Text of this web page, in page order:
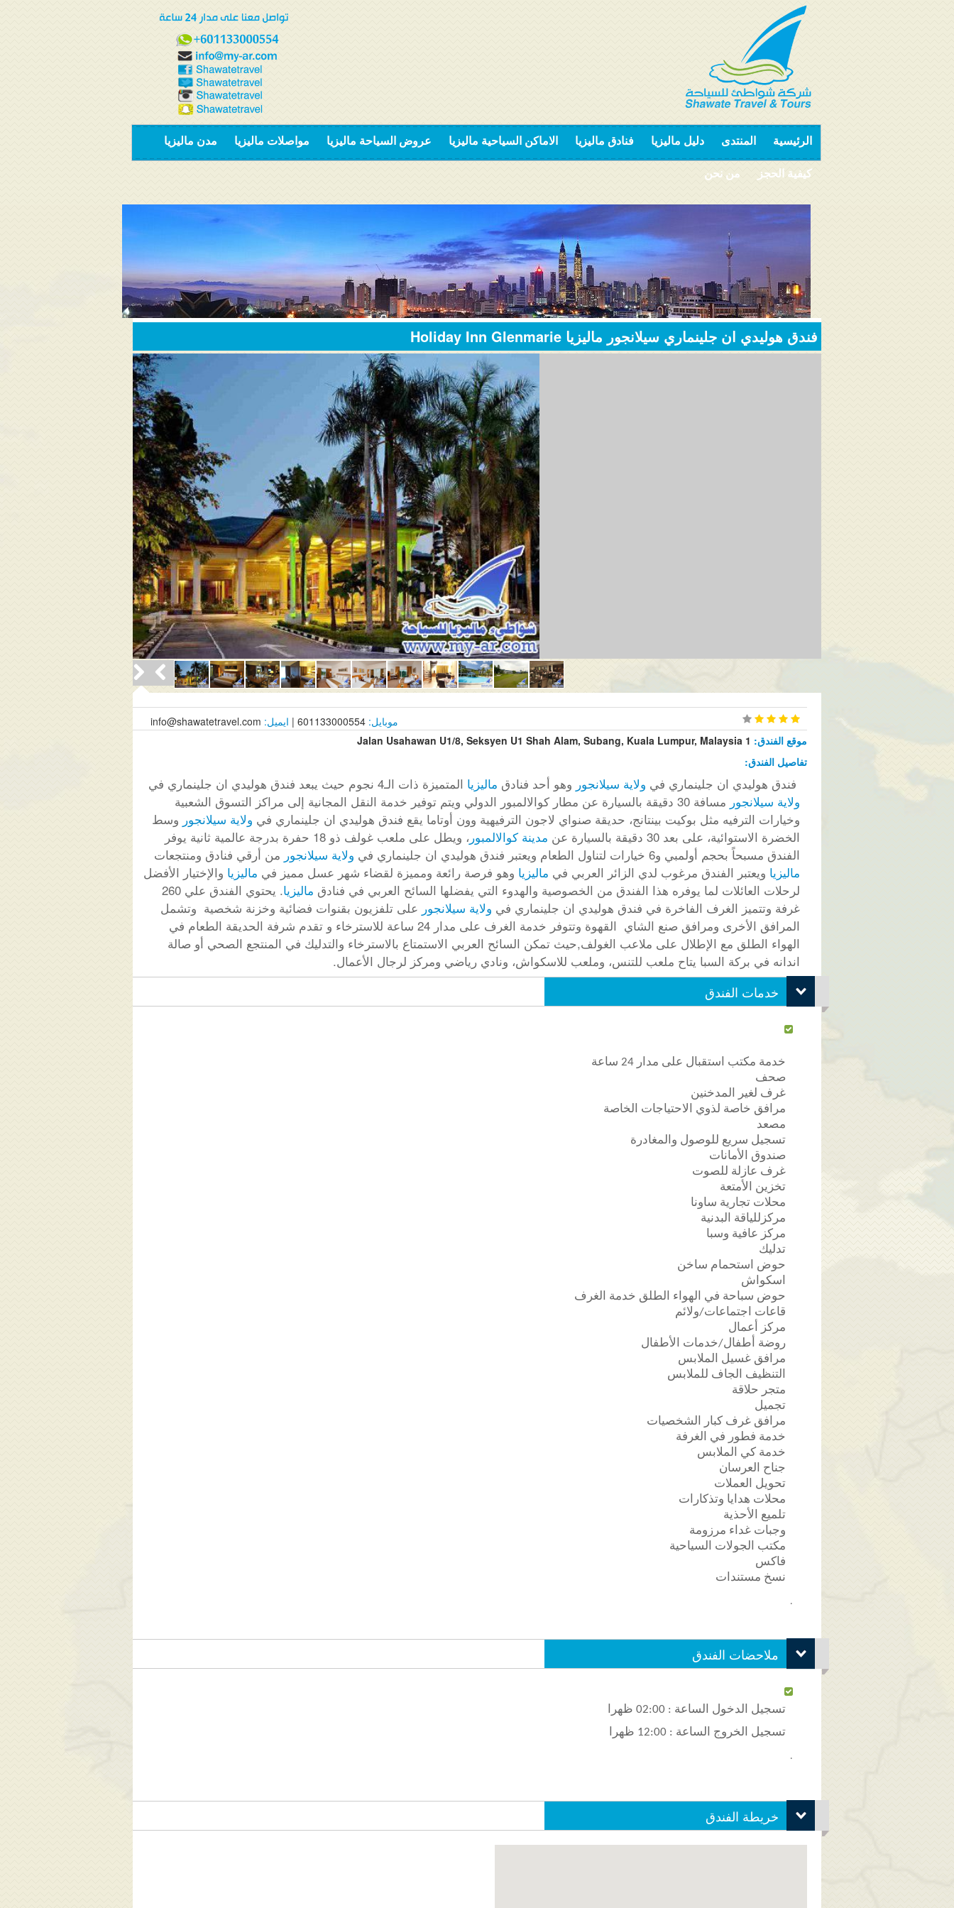
الرئيسية المنتدى دليل ماليزيا فنادق ماليزيا الاماكن السياحية ماليزيا عروض السياحة ماليزيا مواصلات ماليزيا مدن ماليزيا
كيفية الحجز من نحن
فندق هوليدي ان جلينماري سيلانجور ماليزيا Holiday Inn Glenmarie
موبايل: 601133000554 | ايميل: info@shawatetravel.com
موقع الفندق: 1 Jalan Usahawan U1/8, Seksyen U1 Shah Alam, Subang, Kuala Lumpur, Malaysia
تفاصيل الفندق:
فندق هوليدي ان جلينماري في ولاية سيلانجور وهو أحد فنادق ماليزيا المتميزة ذات الـ4 نجوم حيث يبعد فندق هوليدي ان جلينماري في
ولاية سيلانجور
مسافة 30 دقيقة بالسيارة عن مطار كوالالمبور الدولي ويتم توفير خدمة النقل المجانية إلى مراكز التسوق الشعبية
وخيارات الترفيه مثل بوكيت بينتانج، حديقة صنواي لاجون الترفيهية وون أوتاما يقع فندق هوليدي ان جلينماري في ولاية سيلانجور وسط
الخضرة الاستوائية، على بعد 30 دقيقة بالسيارة عن
مدينة كوالالمبور
، ويطل على ملعب غولف ذو 18 حفرة بدرجة عالمية ثانية يوفر
الفندق مسبحاً بحجم أولمبي و6 خيارات لتناول الطعام ويعتبر فندق هوليدي ان جلينماري في
ولاية سيلانجور من أرقي فنادق ومنتجعات
ماليزيا ويعتبر الفندق مرغوب لدي الزائر العربي في ماليزيا وهو فرصة رائعة ومميزة لقضاء شهر عسل مميز في ماليزيا والإختيار الأفضل
لرحلات العائلات لما يوفره هذا الفندق من الخصوصية والهدوء التي يفضلها السائح العربي في فنادق ماليزيا
. يحتوي الفندق علي 260
غرفة وتتميز الغرف الفاخرة في فندق هوليدي ان جلينماري في ولاية سيلانجور على تلفزيون بقنوات فضائية وخزنة شخصية وتشمل
المرافق الأخرى ومرافق صنع الشاي القهوة وتتوفر خدمة الغرف على مدار 24 ساعة للاسترخاء و تقدم شرفة الحديقة الطعام في
الهواء الطلق مع الإطلال على ملاعب الغولف,حيث تمكن السائح العربي الاستمتاع بالاسترخاء والتدليك في المنتجع الصحي أو صالة
اندانه في بركة السبا يتاح ملعب للتنس، وملعب للاسكواش، ونادي رياضي ومركز لرجال الأعمال.
خدمات الفندق
خدمة مكتب استقبال على مدار 24 ساعة
صحف
غرف لغير المدخنين
مرافق خاصة لذوي الاحتياجات الخاصة
مصعد
تسجيل سريع للوصول والمغادرة
صندوق الأمانات
غرف عازلة للصوت
تخزين الأمتعة
محلات تجارية ساونا
مركزللياقة البدنية
مركز عافية وسبا
تدليك
حوض استحمام ساخن
اسكواش
حوض سباحة في الهواء الطلق خدمة الغرف
قاعات اجتماعات/ولائم
مركز أعمال
روضة أطفال/خدمات الأطفال
مرافق غسيل الملابس
التنظيف الجاف للملابس
متجر حلاقة
تجميل
مرافق غرف كبار الشخصيات
خدمة فطور في الغرفة
خدمة كي الملابس
جناح العرسان
تحويل العملات
محلات هدايا وتذكارات
تلميع الأحذية
وجبات غداء مرزومة
مكتب الجولات السياحية
فاكس
نسخ مستندات
.
ملاحضات الفندق
تسجيل الدخول الساعة : 02:00 ظهرا
تسجيل الخروج الساعة : 12:00 ظهرا
.
خريطة الفندق